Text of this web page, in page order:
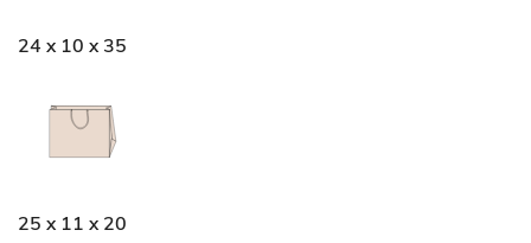
24 x 10 x 35
25 x 11 x 20